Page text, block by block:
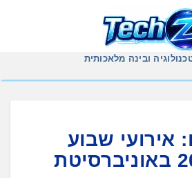
ובינה מלאכותית
אירועי שבוע
הסייבר 2024 באוניברסיטת